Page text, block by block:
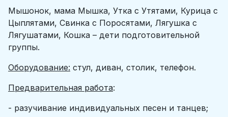
Мышонок, мама Мышка, Утка с Утятами, Курица с
Цыплятами, Свинка с Поросятами, Лягушка с
Лягушатами, Кошка – дети подготовительной
группы.
Оборудование: стул, диван, столик, телефон.
Предварительная работа:
- разучивание индивидуальных песен и танцев;